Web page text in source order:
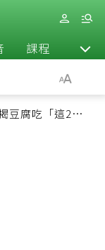
課程 退休
豆腐吃「這2種最